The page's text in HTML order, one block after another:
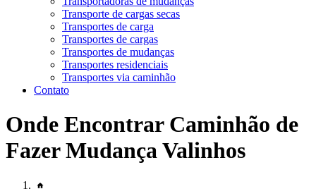
Transporte de cargas secas
Transportes de carga
Transportes de cargas
Transportes de mudanças
Transportes residenciais
Transportes via caminhão
Contato
Onde Encontrar Caminhão de
Fazer Mudança Valinhos